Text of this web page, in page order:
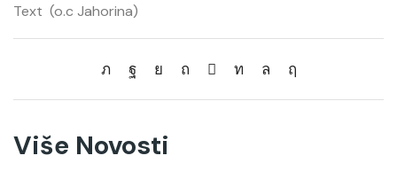
Text (o.c Jahorina)
Više Novosti